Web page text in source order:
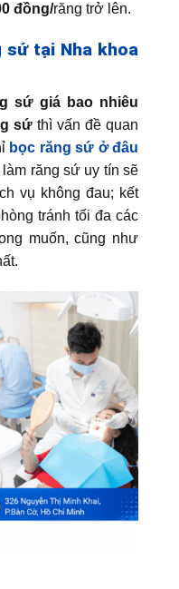
đồng/răng trở lên.
sứ tại Nha khoa
sứ giá bao nhiêu
sứthì vấn đề quan
bọc răng sứ ở đâu
răng sứ uy tín sẽ
vụ không đau; kết
tránh tối đa các
muốn, cũng như